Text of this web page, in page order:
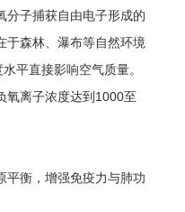
分子捕获自由电子形成的
于森林、瀑布等自然环境
平直接影响空气质量。
氧离子浓度达到1000至
平衡，增强免疫力与肺功